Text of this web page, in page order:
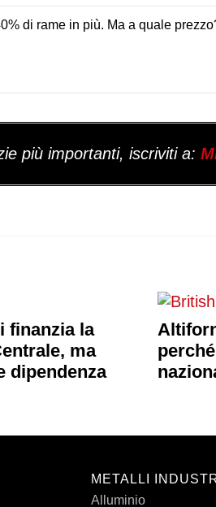
di rame in più. Ma a quale
più importanti, iscriviti a:
finanzia la
ma
dipendenza
METALLI
Alluminio